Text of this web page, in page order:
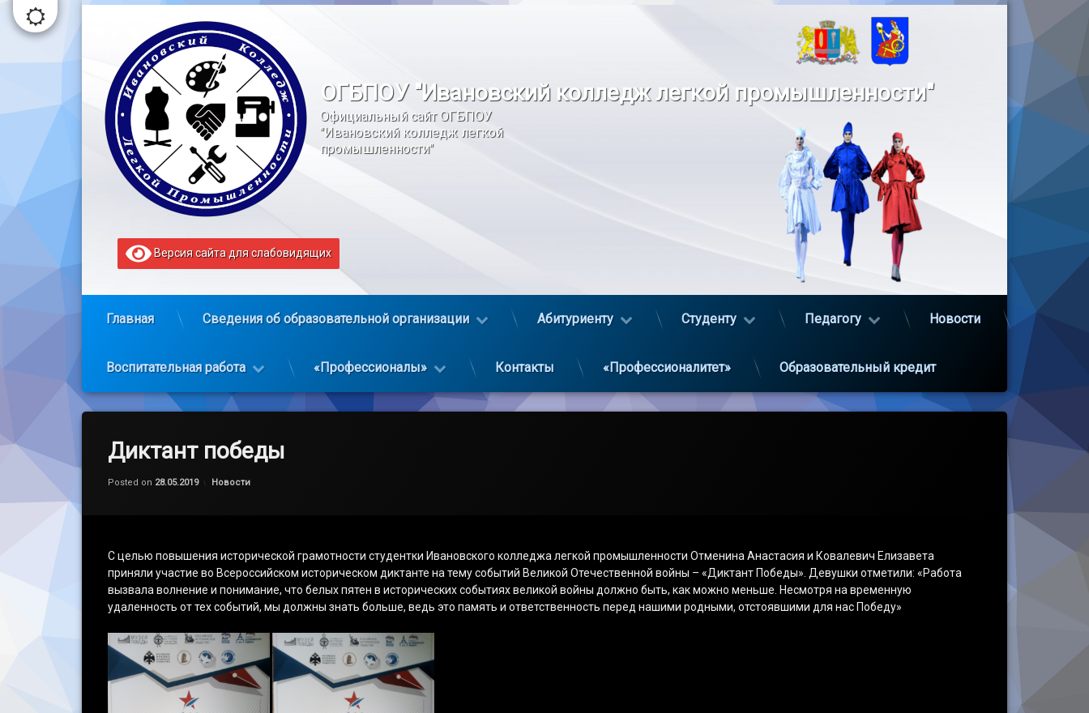
Перейти
содержимому
ОГБПОУ "Ивановский колледж легкой промышленности"
Официальный сайт ОГБПОУ
"Ивановский колледж легкой
промышленности"
Версия сайта для слабовидящих
Главная Сведения об образовательной организации Абитуриенту Студенту Педагогу Новости
Воспитательная работа «Профессионалы» Контакты «Профессионалитет» Образовательный кредит
Диктант победы
Posted on 28.05.2019
Обновлено на
by
Категории:
Новости
С целью повышения исторической грамотности студентки Ивановского колледжа легкой промышленности Отменина Анастасия и Ковалевич Елизавета
приняли участие во Всероссийском историческом диктанте на тему событий Великой Отечественной войны – «Диктант Победы». Девушки отметили: «Работа
вызвала волнение и понимание, что белых пятен в исторических событиях великой войны должно быть, как можно меньше. Несмотря на временную
удаленность от тех событий, мы должны знать больше, ведь это память и ответственность перед нашими родными, отстоявшими для нас Победу»